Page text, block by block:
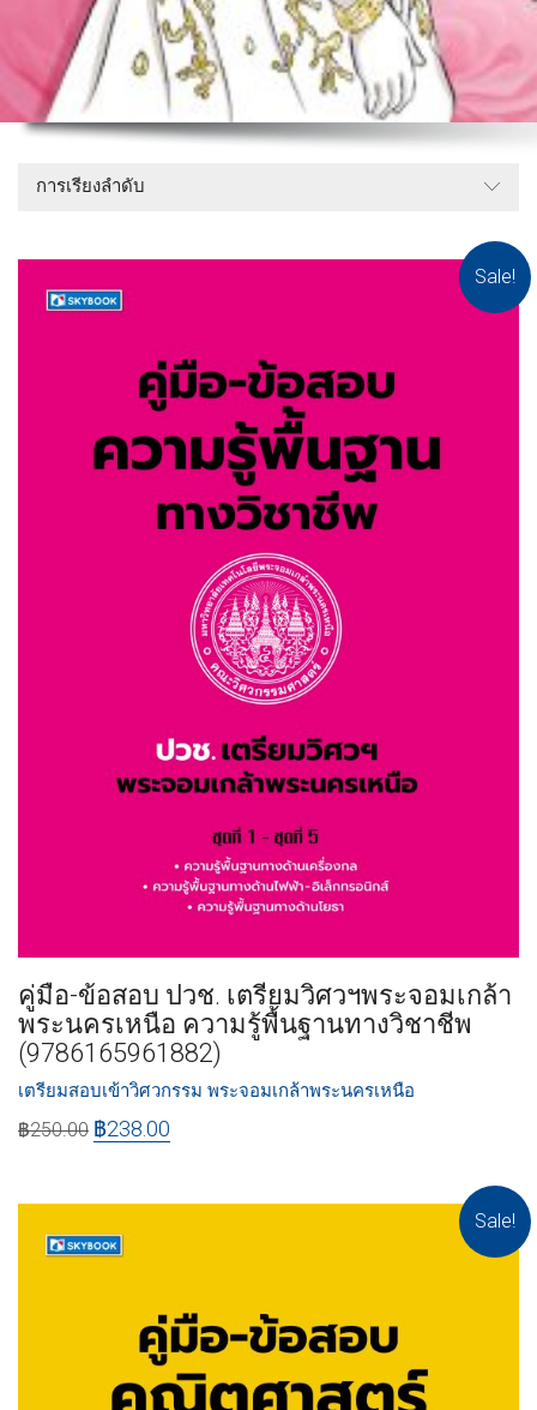
การเรียงลำดับ
Sale!
คู่มือ-ข้อสอบ ปวช. เตรียมวิศวฯพระจอมเกล้า
พระนครเหนือ ความรู้พื้นฐานทางวิชาชีพ
(9786165961882)
เตรียมสอบเข้าวิศวกรรม พระจอมเกล้าพระนครเหนือ
฿250.00 ฿238.00
Sale!